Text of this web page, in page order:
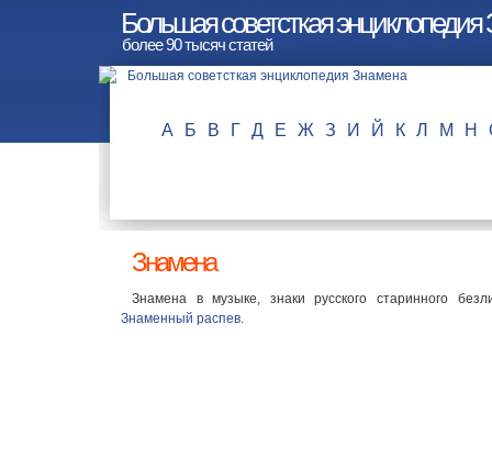
Большая советсткая
более 90 тысяч статей
А Б В Г Д Е Ж З И Й К Л М Н
Знамена
Знамена в музыке, знаки русского старинного
Знаменный распев.